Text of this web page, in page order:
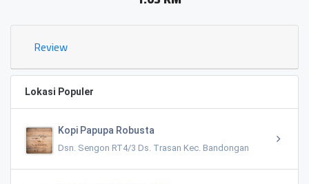
Review
Lokasi Populer
Kopi Papupa Robusta
Dsn. Sengon RT4/3 Ds. Trasan Kec. Bandongan